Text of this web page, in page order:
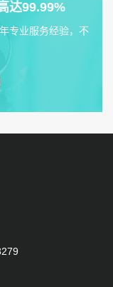
达99.99%
专业服务经验，不